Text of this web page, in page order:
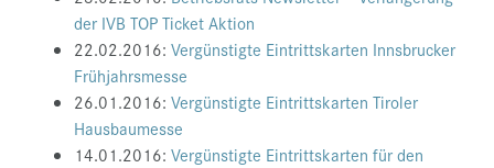
der IVB TOP Ticket Aktion
22.02.2016: Vergünstigte Eintrittskarten Innsbrucker
Frühjahrsmesse
26.01.2016: Vergünstigte Eintrittskarten Tiroler
Hausbaumesse
14.01.2016: Vergünstigte Eintrittskarten für den